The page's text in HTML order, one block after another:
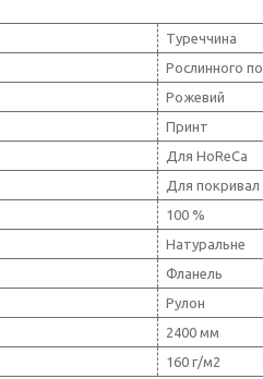
Туреччина
Рослинного
Рожевий
Принт
Для HoReCa
Для покривал
100 %
Натуральне
Фланель
Рулон
2400 мм
160 г/м2